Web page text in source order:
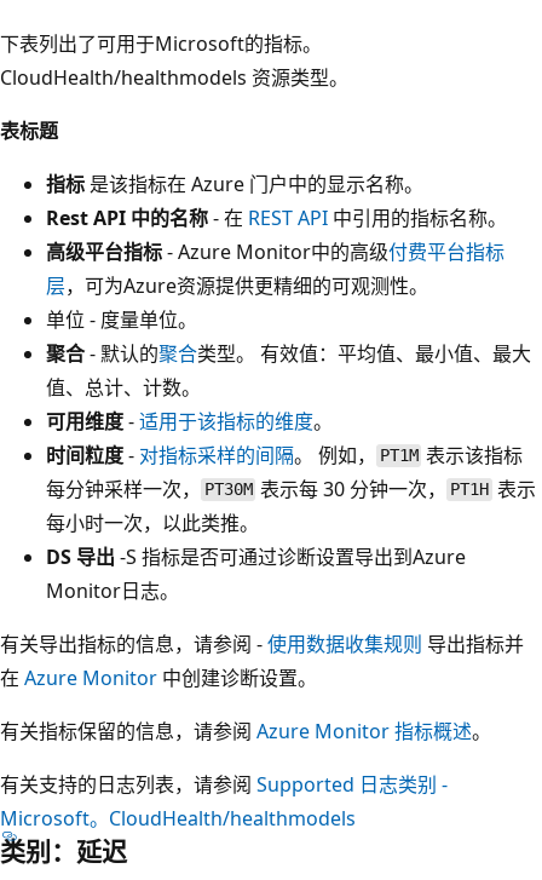
下表列出了可用于Microsoft的指标。
CloudHealth/healthmodels 资源类型。
表标题
指标 是该指标在 Azure 门户中的显示名称。
Rest API 中的名称- 在 REST API 中引用的指标名称。
高级平台指标- Azure Monitor中的高级付费平台指标
层，可为Azure资源提供更精细的可观测性。
单位 - 度量单位。
聚合- 默认的聚合类型。 有效值：平均值、最小值、最大
值、总计、计数。
可用维度-适用于该指标的维度。
时间粒度- 对指标采样的间隔。 例如， PT1M 表示该指标
每分钟采样一次，
PT30M 表示每 30 分钟一次， PT1H表示
每小时一次，以此类推。
DS 导出 -S 指标是否可通过诊断设置导出到Azure
Monitor日志。
有关导出指标的信息，请参阅 -使用数据收集规则 导出指标并
在 Azure Monitor 中创建诊断设置。
有关指标保留的信息，请参阅 Azure Monitor 指标概述。
有关支持的日志列表，请参阅 Supported 日志类别 -
Microsoft。CloudHealth/healthmodels
类别：延迟